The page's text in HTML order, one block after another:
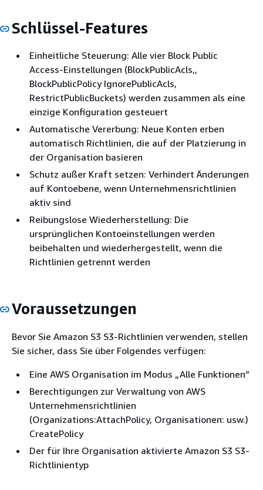
Schlüssel-Features
Einheitliche Steuerung: Alle vier Block Public
Access-Einstellungen (BlockPublicAcls,,
BlockPublicPolicy IgnorePublicAcls,
RestrictPublicBuckets) werden zusammen als eine
einzige Konfiguration gesteuert
Automatische Vererbung: Neue Konten erben
automatisch Richtlinien, die auf der Platzierung in
der Organisation basieren
Schutz außer Kraft setzen: Verhindert Änderungen
auf Kontoebene, wenn Unternehmensrichtlinien
aktiv sind
Reibungslose Wiederherstellung: Die
ursprünglichen Kontoeinstellungen werden
beibehalten und wiederhergestellt, wenn die
Richtlinien getrennt werden
Voraussetzungen
Bevor Sie Amazon S3 S3-Richtlinien verwenden, stellen
Sie sicher, dass Sie über Folgendes verfügen:
Eine AWS Organisation im Modus „Alle Funktionen“
Berechtigungen zur Verwaltung von AWS
Unternehmensrichtlinien
(Organizations:AttachPolicy, Organisationen: usw.)
CreatePolicy
Der für Ihre Organisation aktivierte Amazon S3 S3-
Richtlinientyp